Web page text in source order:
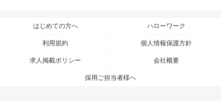
はじめての方へ ハローワーク
利用規約 個人情報保護方針
求人掲載ポリシー 会社概要
採用ご担当者様へ